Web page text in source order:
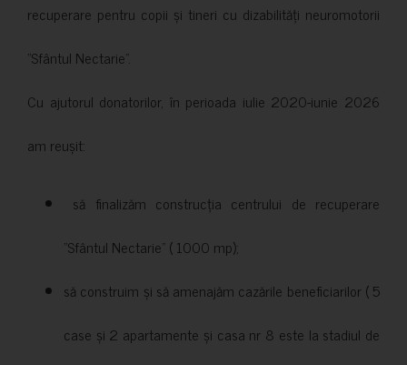
recuperare pentru copii și tineri cu dizabilități neuromotorii
”Sfântul Nectarie”.
Cu ajutorul donatorilor, în perioada iulie 2020-iunie 2026
am reușit:
să finalizăm construcția centrului de recuperare
”Sfântul Nectarie” ( 1000 mp);
să construim și să amenajăm cazările beneficiarilor ( 5
case și 2 apartamente și casa nr 8 este la stadiul de